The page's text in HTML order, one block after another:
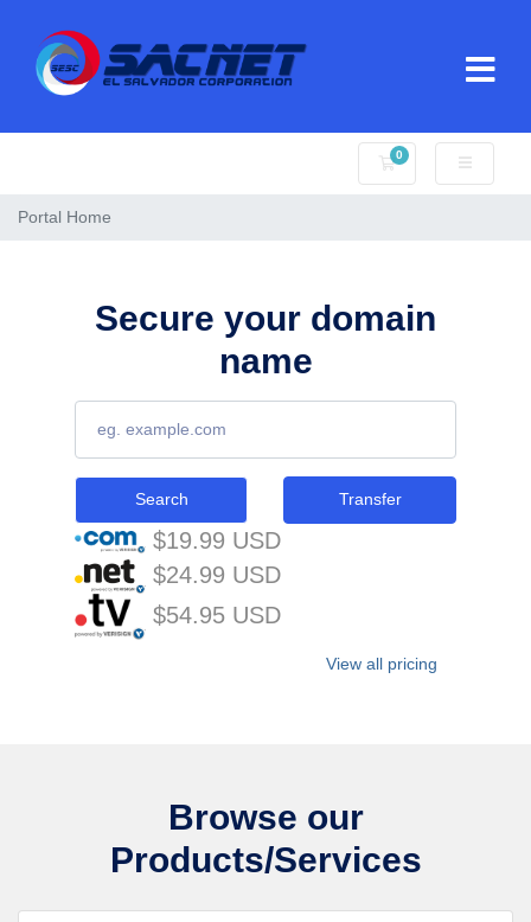
0
Shopping Cart
Portal Home
Secure your domain
name
Search Transfer
$19.99 USD
$24.99 USD
$54.95 USD
View all pricing
Browse our
Products/Services